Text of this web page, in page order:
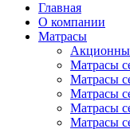
Главная
О компании
Матрасы
Матрасы
Матрасы
Матрасы
Матрасы
Матрасы